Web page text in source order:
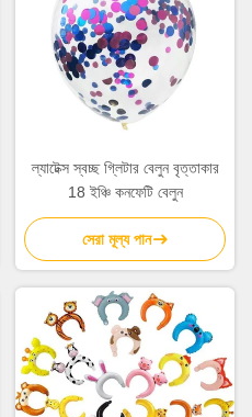
ল্যাটেক্স স্বচ্ছ গ্লিটার বেলুন বৃত্তাকার
18 ইঞ্চি কনফেটি বেলুন
সেরা মূল্য পান